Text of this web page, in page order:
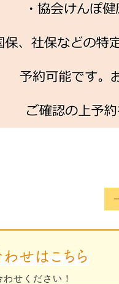
せはこちら
せください！